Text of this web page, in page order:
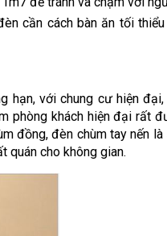
cần cách bàn ăn tối
hạn, với chung cư hiện đại,
phòng khách hiện đại rất
đồng, đèn chùm tay nến
quán cho không gian.